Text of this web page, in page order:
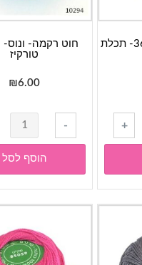
+
טורקיז
₪6.00
-
כמות
של
חוט
ונוס-
הוסף לסל